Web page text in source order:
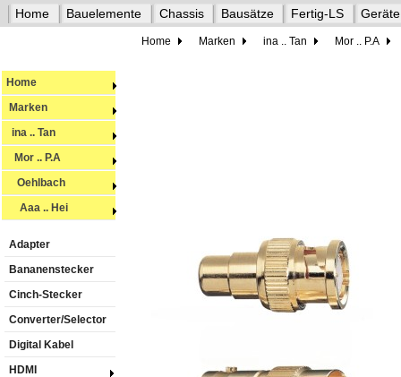
Home Bauelemente Chassis Bausätze Fertig-LS Geräte
Home Marken ina .. Tan Mor .. P.A
Home
Marken
ina .. Tan
Mor .. P.A
Oehlbach
Aaa .. Hei
Adapter
Bananenstecker
Cinch-Stecker
Converter/Selector
Digital Kabel
HDMI